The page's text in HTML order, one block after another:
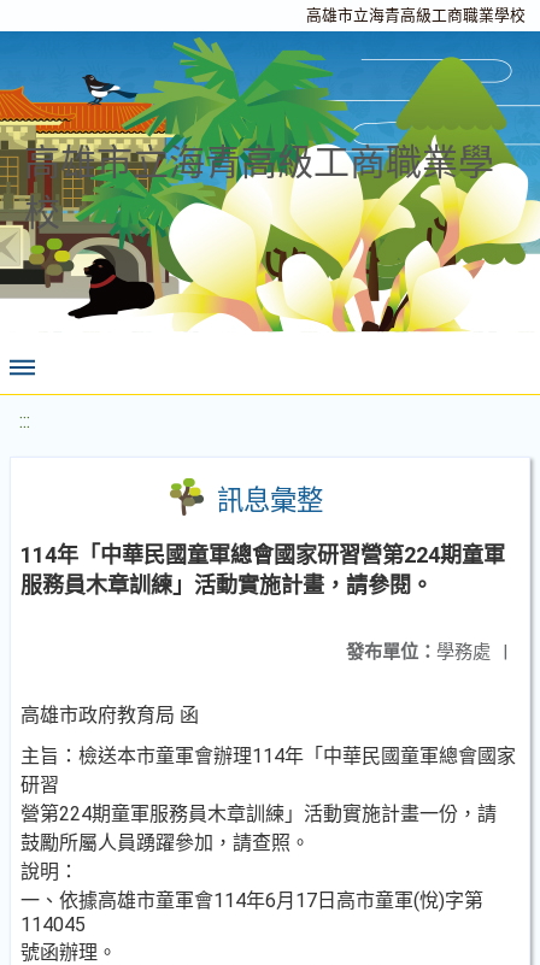
高雄市立海青高級工商職業學校
高雄市立海青高級工商職業學
校
:::
訊息彙整
114年「中華民國童軍總會國家研習營第224期童軍
服務員木章訓練」活動實施計畫，請參閱。
發布單位： 學務處 |
高雄市政府教育局 函
主旨：檢送本市童軍會辦理114年「中華民國童軍總會國家
研習
營第224期童軍服務員木章訓練」活動實施計畫一份，請
鼓勵所屬人員踴躍參加，請查照。
說明：
一、依據高雄市童軍會114年6月17日高市童軍(悅)字第
114045
號函辦理。